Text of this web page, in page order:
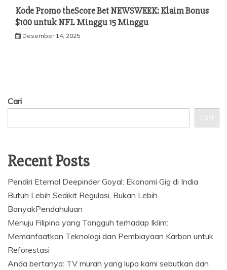
Kode Promo theScore Bet NEWSWEEK: Klaim Bonus
$100 untuk NFL Minggu 15 Minggu
Desember 14, 2025
Cari
Cari
Recent Posts
Pendiri Eternal Deepinder Goyal: Ekonomi Gig di India
Butuh Lebih Sedikit Regulasi, Bukan Lebih
BanyakPendahuluan
Menuju Filipina yang Tangguh terhadap Iklim:
Memanfaatkan Teknologi dan Pembiayaan Karbon untuk
Reforestasi
Anda bertanya: TV murah yang lupa kami sebutkan dan